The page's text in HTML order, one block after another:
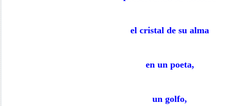
el cristal de su alma
en un poeta,
un golfo,